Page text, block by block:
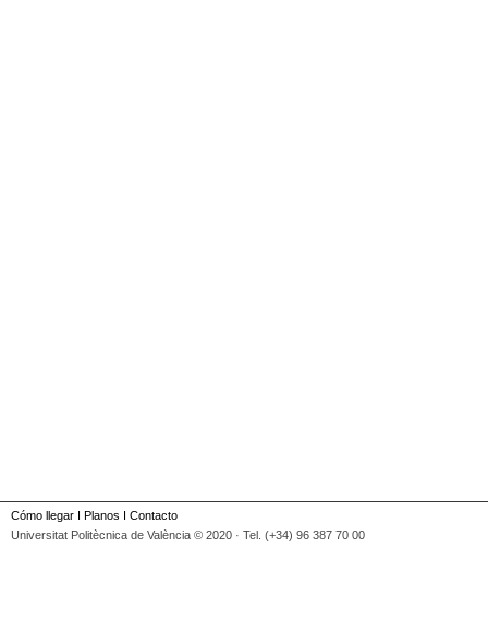
Cómo llegar I Planos I Contacto
Universitat Politècnica de València © 2020 · Tel. (+34) 96 387 70 00